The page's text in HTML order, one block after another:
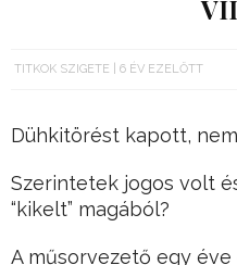
TITKOK SZIGETE 6 ÉV EZELŐTT
Dühkitörést kapott,
Szerintetek jogos volt
“kikelt” magából?
A műsorvezető egy